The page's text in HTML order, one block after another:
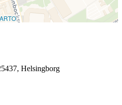
Helsingborg